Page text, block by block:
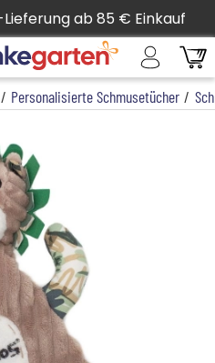
ab 85 € Einkauf
/ Personalisierte Schmusetücher /